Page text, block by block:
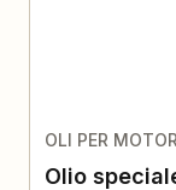
OLI PER
Olio